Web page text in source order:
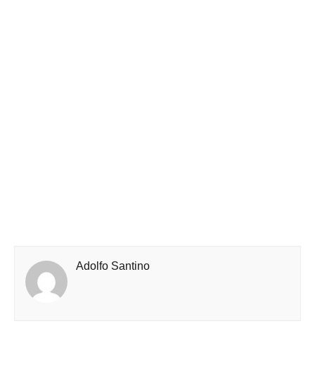
Adolfo Santino